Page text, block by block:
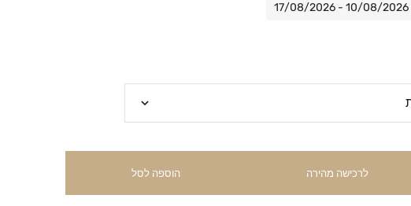
לרכישה מהירה הוספה לסל